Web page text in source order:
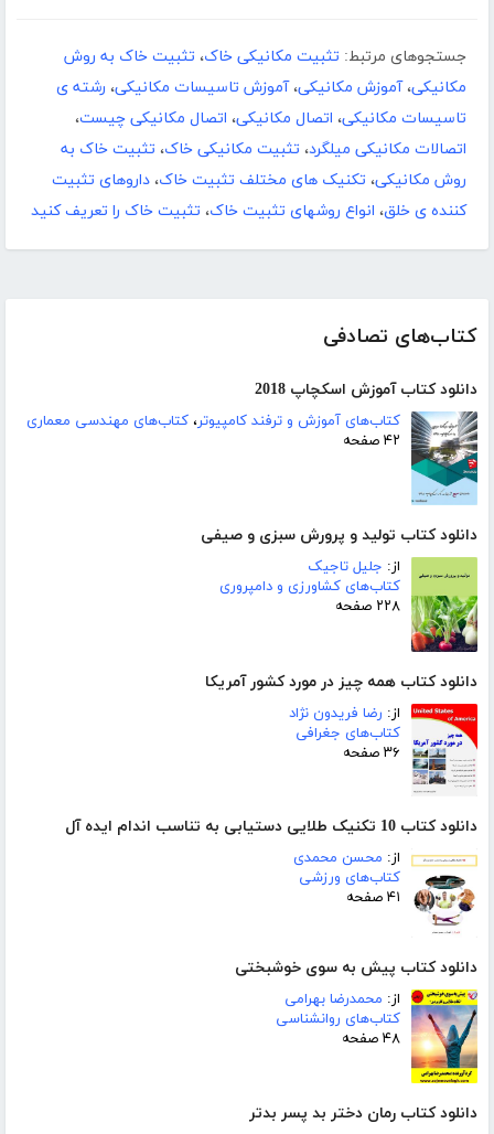
کتاب‌های تصادفی
دانلود کتاب آموزش اسکچاپ 2018
کتاب‌های آموزش و ترفند کامپیوتر، کتاب‌های مهندسی معماری
۴۲ صفحه
دانلود کتاب تولید و پرورش سبزی و صیفی
از: جلیل تاجیک
کتاب‌های کشاورزی و دامپروری
۲۲۸ صفحه
دانلود کتاب همه چیز در مورد کشور آمریکا
از: رضا فریدون نژاد
کتاب‌های جغرافی
۳۶ صفحه
دانلود کتاب 10 تکنیک طلایی دستیابی به تناسب اندام ایده آل
از: محسن محمدی
کتاب‌های ورزشی
۴۱ صفحه
دانلود کتاب پیش به سوی خوشبختی
از: محمدرضا بهرامی
کتاب‌های روانشناسی
۴۸ صفحه
دانلود کتاب رمان دختر بد پسر بدتر
جستجوهای مرتبط: تثبیت مکانیکی خاک، تثبیت خاک به روش
مکانیکی،آموزش مکانیکی،آموزش تاسیسات مکانیکی، رشته ی
تاسیسات مکانیکی، اتصال مکانیکی، اتصال مکانیکی چیست،
اتصالات مکانیکی میلگرد، تثبیت مکانیکی خاک، تثبیت خاک به
روش مکانیکی، تکنیک های مختلف تثبیت خاک، داروهای تثبیت
کننده ی خلق، انواع روشهای تثبیت خاک، تثبیت خاک را تعریف کنید